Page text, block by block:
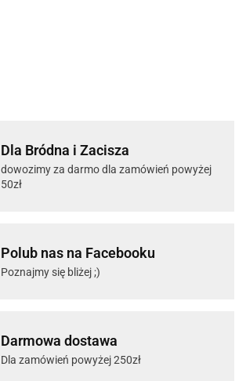
Dla Bródna i Zacisza
dowozimy za darmo dla zamówień powyżej
50zł
Polub nas na Facebooku
Poznajmy się bliżej ;)
Darmowa dostawa
Dla zamówień powyżej 250zł